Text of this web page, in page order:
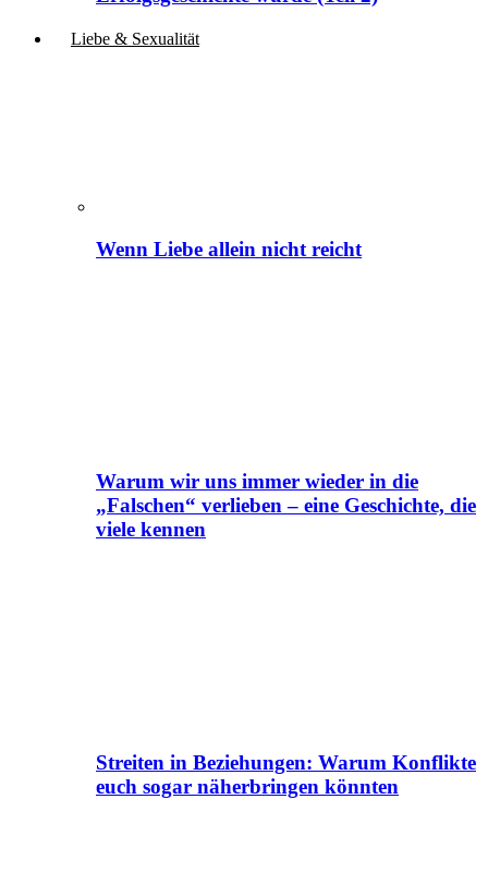
Liebe & Sexualität
Wenn Liebe allein nicht reicht
Warum wir uns immer wieder in die
„Falschen“ verlieben – eine Geschichte, die
viele kennen
Streiten in Beziehungen: Warum Konflikte
euch sogar näherbringen könnten